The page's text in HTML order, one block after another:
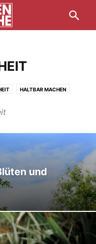
HALTBAR MACHEN
und